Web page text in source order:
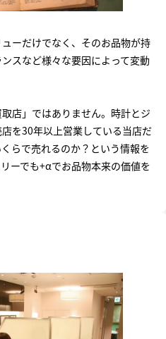
ーだけでなく、そのお品物が持
スなど様々な要因によって変動
店」ではありません。時計とジ
を30年以上営業している当店だ
らで売れるのか？という情報を
ーでも+αでお品物本来の価値を